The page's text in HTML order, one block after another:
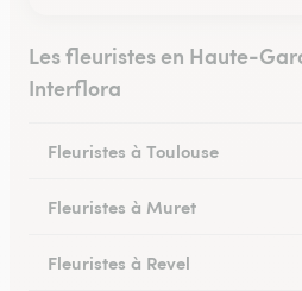
Les fleuristes en Haute-
Interflora
Fleuristes à Toulouse
Fleuristes à Muret
Fleuristes à Revel